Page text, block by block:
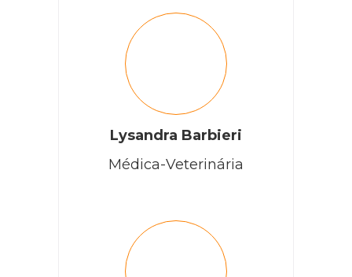
Lysandra Barbieri
Médica-Veterinária